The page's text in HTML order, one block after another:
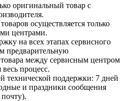
оригинальный товар с
осуществляется только
центрами.
на всех этапах сервисного
предварительную
между сервисным центром
процесс.
поддержки: 7 дней
и праздники сообщения